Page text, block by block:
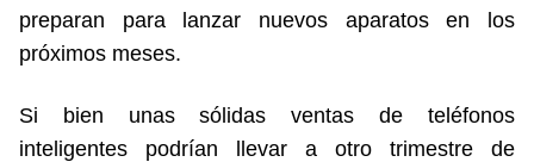
preparan para lanzar nuevos aparatos en los
próximos meses.
Si bien unas sólidas ventas de teléfonos
inteligentes podrían llevar a otro trimestre de